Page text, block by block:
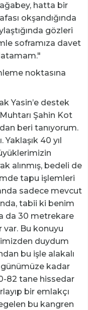
hatta bir
okşandığında
gözleri
soframıza davet
noktasına
Yasin’e destek
Şahin Kot
beri tanıyorum.
40 yıl
alınmış, bedeli de
tapu işlemleri
sadece mevcut
tabii ki benim
da 30 metrekare
Bu konuyu
duydum
bu işle alakalı
günümüze kadar
82 tane hissedar
bir emlakçı
bu kangren